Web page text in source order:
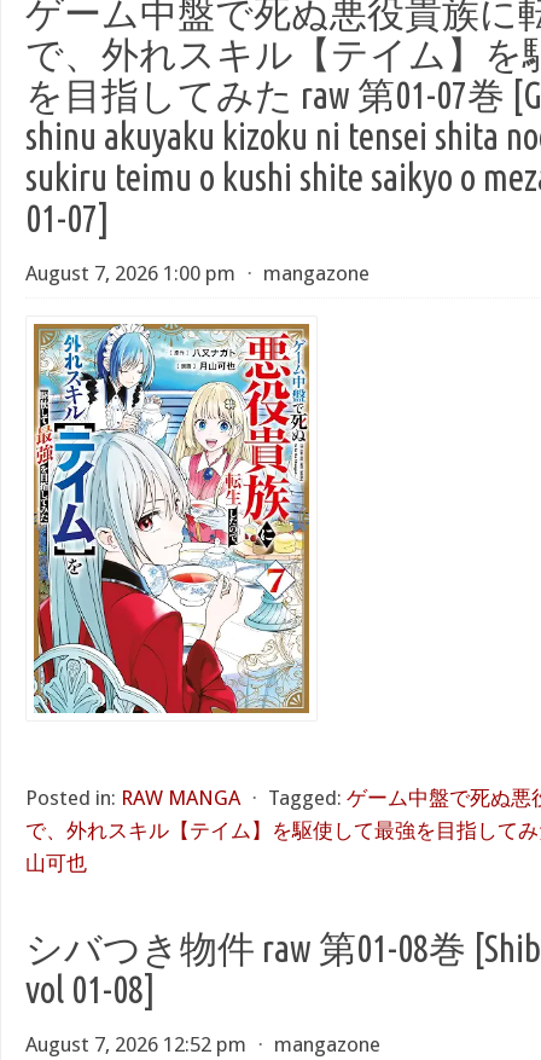
ゲーム中盤で死ぬ悪役貴族に
で、外れスキル【テイム】を
を目指してみた raw 第01-07巻
shinu akuyaku kizoku ni tensei shita
sukiru teimu o kushi shite saikyo o
01-07]
August 7, 2026 1:00 pm ⋅ mangazone
Posted in: RAW MANGA ⋅ Tagged: ゲーム中盤で死ぬ悪
で、外れスキル【テイム】を駆使して最強を目指して
山可也
シバつき物件 raw 第01-08巻
vol 01-08]
August 7, 2026 12:52 pm ⋅ mangazone